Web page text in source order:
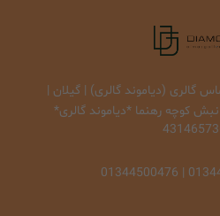
گالری (دیاموند گالری) | گیلان |
نبش کوچه رهنما *دیاموند گالری*